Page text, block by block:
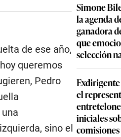
de ese año,
queremos
Pedro
sino el
Simone
la agenda
ganadora
que
selección
Exdirigente
el
iniciales
comisiones